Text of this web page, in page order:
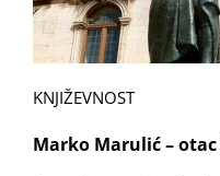
KNJIŽEVNOST
Marko Marulić –